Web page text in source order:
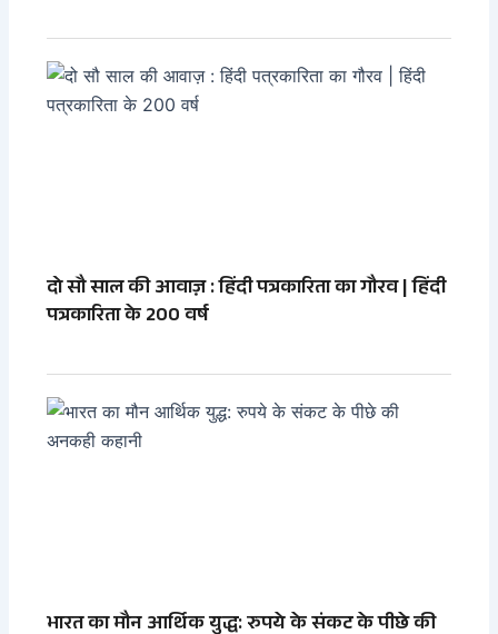
दो सौ साल की आवाज़ : हिंदी पत्रकारिता का गौरव | हिंदी
पत्रकारिता के 200 वर्ष
भारत का मौन आर्थिक युद्ध: रुपये के संकट के पीछे की